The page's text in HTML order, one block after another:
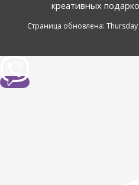
креативных
Страница обновлена: